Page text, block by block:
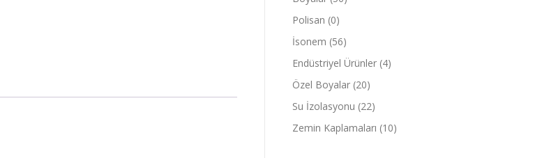
Polisan (0)
İsonem (56)
Endüstriyel Ürünler (4)
Özel Boyalar (20)
Su İzolasyonu (22)
Zemin Kaplamaları (10)